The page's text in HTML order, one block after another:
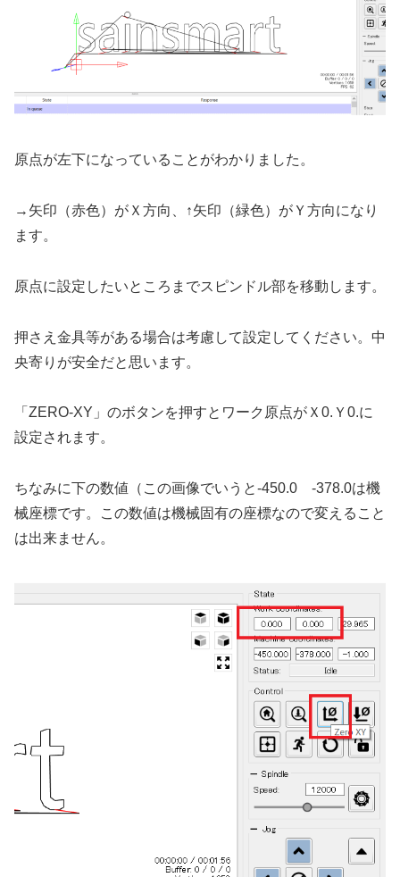
原点が左下になっていることがわかりました。
→矢印（赤色）がＸ方向、↑矢印（緑色）がＹ方向になり
ます。
原点に設定したいところまでスピンドル部を移動します。
押さえ金具等がある場合は考慮して設定してください。中
央寄りが安全だと思います。
「ZERO-XY」のボタンを押すとワーク原点がＸ0.Ｙ0.に
設定されます。
ちなみに下の数値（この画像でいうと-450.0 -378.0は機
械座標です。この数値は機械固有の座標なので変えること
は出来ません。